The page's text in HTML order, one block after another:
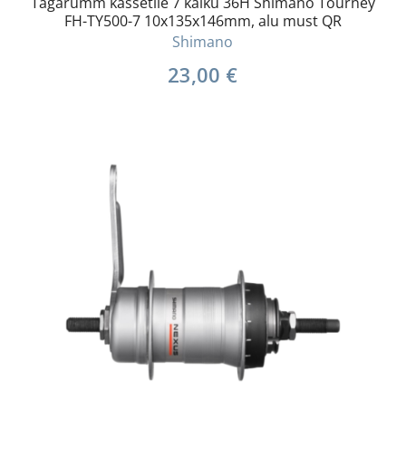
FH-TY500-7 10x135x146mm, alu must QR
Shimano
23,00 €